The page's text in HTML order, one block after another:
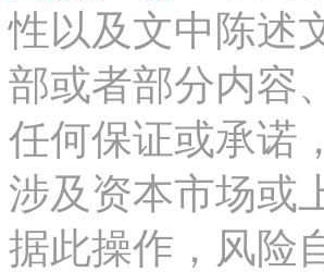
性以及文中陈述
部或者部分内容
任何保证或承诺
涉及资本市场或
据此操作，风险